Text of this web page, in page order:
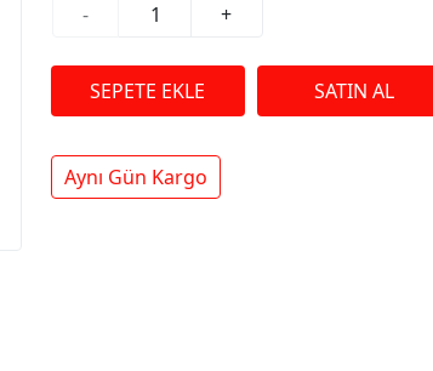
-
+
Aynı Gün Kargo